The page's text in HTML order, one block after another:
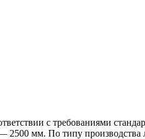
с требованиями
мм. По типу производства